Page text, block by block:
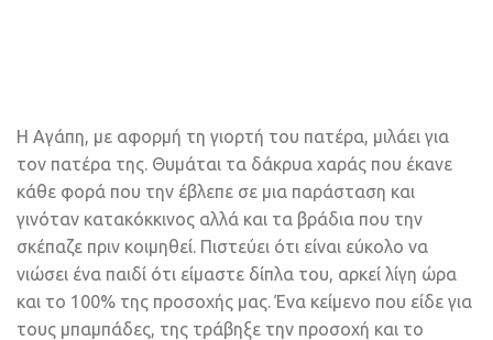
Η Αγάπη, με αφορμή τη γιορτή του πατέρα, μιλάει για
τον πατέρα της. Θυμάται τα δάκρυα χαράς που έκανε
κάθε φορά που την έβλεπε σε μια παράσταση και
γινόταν κατακόκκινος αλλά και τα βράδια που την
σκέπαζε πριν κοιμηθεί. Πιστεύει ότι είναι εύκολο να
νιώσει ένα παιδί ότι είμαστε δίπλα του, αρκεί λίγη ώρα
και το 100% της προσοχής μας. Ένα κείμενο που είδε για
τους μπαμπάδες, της τράβηξε την προσοχή και το